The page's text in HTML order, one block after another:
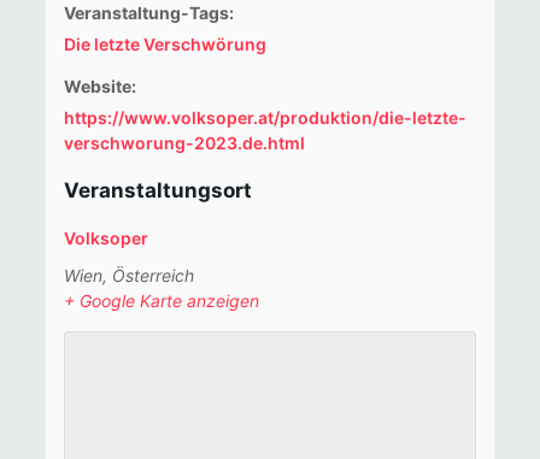
Veranstaltung-Tags:
Die letzte Verschwörung
Website:
https://www.volksoper.at/produktion/die-letzte-
verschworung-2023.de.html
Veranstaltungsort
Volksoper
Wien, Österreich
+ Google Karte anzeigen